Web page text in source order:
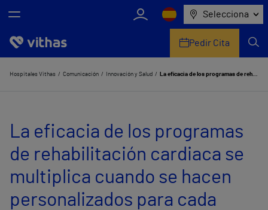
Selecciona
Nosotros
Servicios de salud
Equipo médico y asistencial
Información útil
Pedir Cita
Hospitales Vithas Comunicación Innovación y Salud La eficacia de los programas de rehabilitación cardiaca se multiplica cuando se hacen personalizados para cada paciente
La eficacia de los programas
de rehabilitación cardiaca se
multiplica cuando se hacen
personalizados para cada